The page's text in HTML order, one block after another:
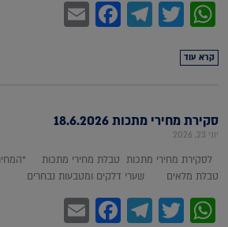
WhatsApp
Twitter
Telegram
קרא עוד
סקירת מחירי מתכות 18.6.2026
יוני 23, 2026
לסקירת מחירי מתכות טבלת מחירי מתכות
טבלת מלאים שערי דלקים ומטבעות נבחרים
WhatsApp
Twitter
Telegram